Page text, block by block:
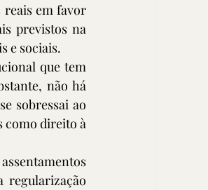
reais em favor
previstos na
e sociais.
que tem
não há
sobressai ao
como direito à
regularização